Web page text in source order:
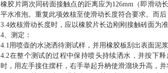
橡胶片两次同砖面接触点的距离应为126mm（即滑动
平水准泡。重复此项效核至使滑动长度符合要求。 而
3.4效核滑动长度时，应以橡胶片长边刚刚接触砖面为
4、测定：
4.1用喷壶的水浇洒待测试样 ，并用橡胶板刮 出表面泥浆
4.2在整个测试的过程中保持喷头持续洒水， 并按下释
时，用左手接住摆杆，右手举起升枘使滑溜块升高，